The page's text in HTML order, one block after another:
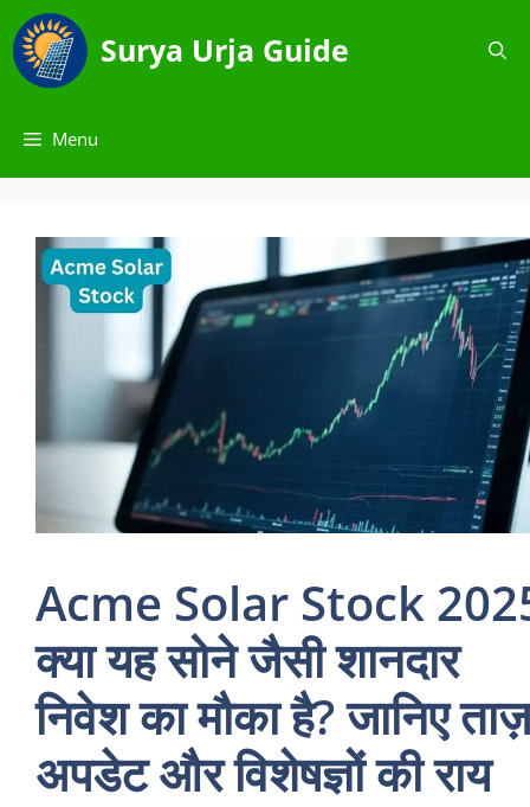
Skip
to
content
Surya Urja Guide
Menu
Acme Solar Stock
क्या यह सोने जैसी शानदार
निवेश का मौका है? जानिए
अपडेट और विशेषज्ञों की राय